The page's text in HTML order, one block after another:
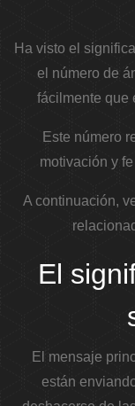
Ha visto el
el número de
fácilmente que
Este número
motivación y
A continuación,
El
El mensaje
están